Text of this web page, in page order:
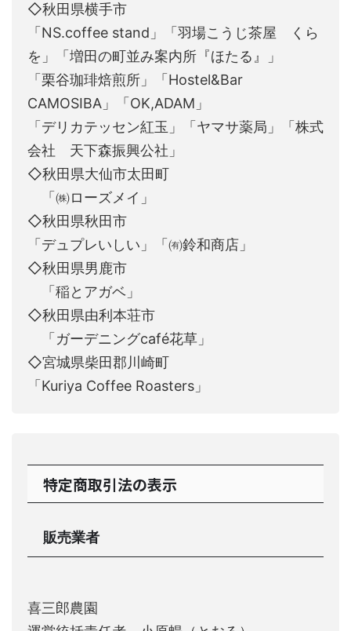
◇秋田県横手市
「NS.coffee stand」「羽場こうじ茶屋 くら
を」「増田の町並み案内所『ほたる』」
「栗谷珈琲焙煎所」「Hostel&Bar
CAMOSIBA」「OK,ADAM」
「デリカテッセン紅玉」「ヤマサ薬局」「株式
会社 天下森振興公社」
◇秋田県大仙市太田町
「㈱ローズメイ」
◇秋田県秋田市
「デュプレいしい」「㈲鈴和商店」
◇秋田県男鹿市
「稲とアガベ」
◇秋田県由利本荘市
「ガーデニングcafé花草」
◇宮城県柴田郡川崎町
「Kuriya Coffee Roasters」
特定商取引法の表示
販売業者
喜三郎農園